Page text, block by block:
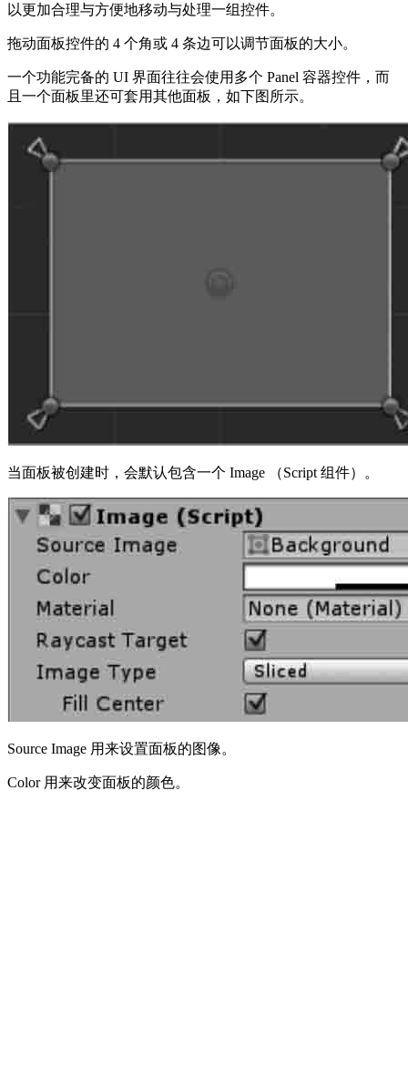
以更加合理与方便地移动与处理一组控件。
拖动面板控件的 4 个角或 4 条边可以调节面板的大小。
一个功能完备的 UI 界面往往会使用多个 Panel 容器控件，而
且一个面板里还可套用其他面板，如下图所示。
当面板被创建时，会默认包含一个 Image （Script 组件）。
Source Image 用来设置面板的图像。
Color 用来改变面板的颜色。